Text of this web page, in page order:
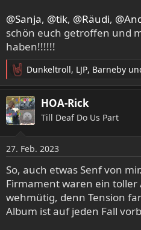
@Sanja, @tik, @Räudi,
schön euch getroffen und
haben!!!!!!
R
e
a
k
t
n
e
n
:
Dunkeltroll, LJP, Barneby
HOA-Rick
Till Deaf Do Us Part
27. Feb. 2023
So, auch etwas Senf von
Firmament waren ein
wehmütig, denn Tension
Album ist auf jeden Fall